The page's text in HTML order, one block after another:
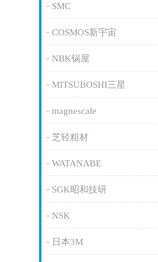
SMC
COSMOS新宇宙
NBK锅屋
MITSUBOSHI三星
magnescale
芝轻粗材
WATANABE
SGK昭和技研
NSK
日本3M